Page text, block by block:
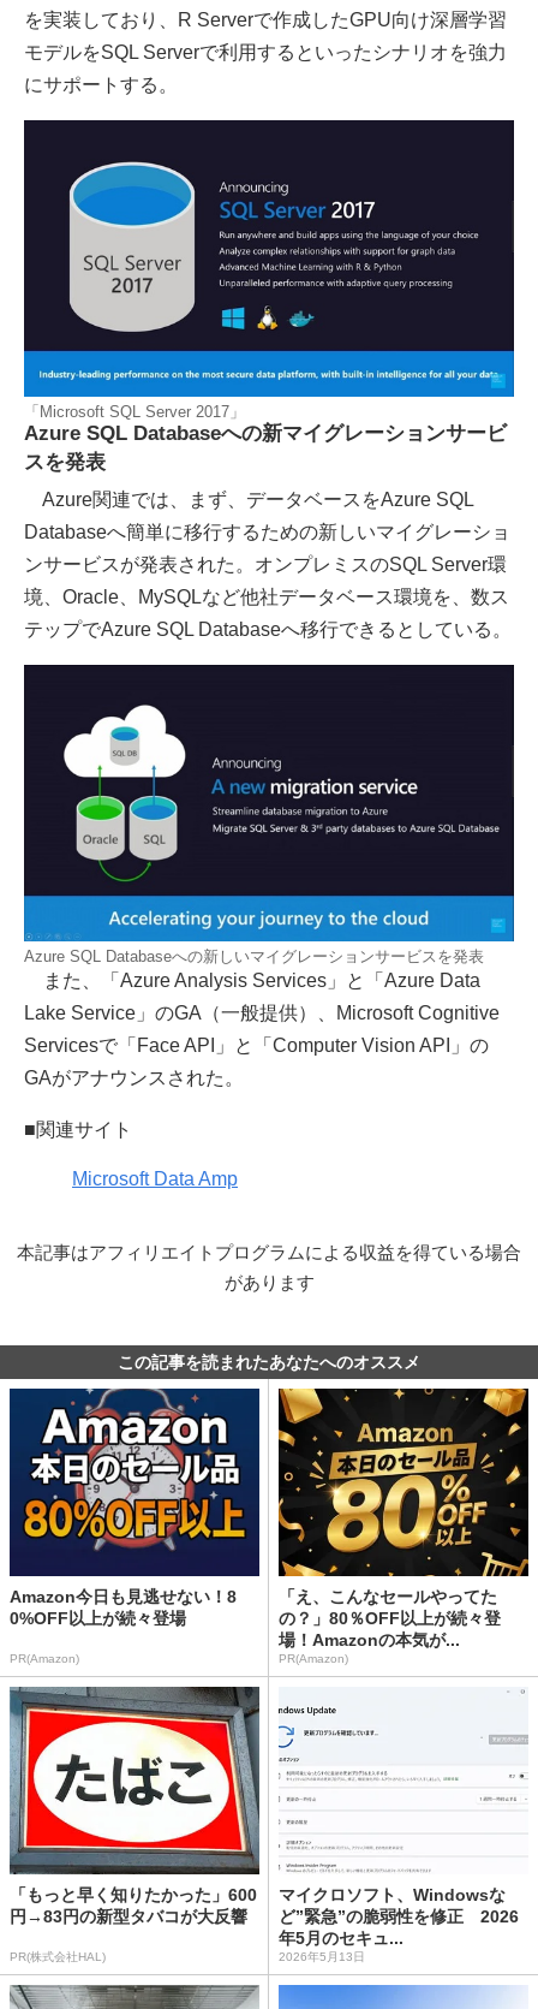
を実装しており、R Serverで作成したGPU向け深層学習
モデルをSQL Serverで利用するといったシナリオを強力
にサポートする。
「Microsoft SQL Server 2017」
Azure SQL Databaseへの新マイグレーションサービ
スを発表
Azure関連では、まず、データベースをAzure SQL
Databaseへ簡単に移行するための新しいマイグレーショ
ンサービスが発表された。オンプレミスのSQL Server環
境、Oracle、MySQLなど他社データベース環境を、数ス
テップでAzure SQL Databaseへ移行できるとしている。
Azure SQL Databaseへの新しいマイグレーションサービスを発表
また、「Azure Analysis Services」と「Azure Data
Lake Service」のGA（一般提供）、Microsoft Cognitive
Servicesで「Face API」と「Computer Vision API」の
GAがアナウンスされた。
■関連サイト
Microsoft Data Amp
本記事はアフィリエイトプログラムによる収益を得ている場合
があります
この記事を読まれたあなたへのオススメ
Amazon今日も見逃せない！8
0%OFF以上が続々登場
PR(Amazon)
「え、こんなセールやってた
の？」80％OFF以上が続々登
場！Amazonの本気が...
PR(Amazon)
「もっと早く知りたかった」600
円→83円の新型タバコが大反響
PR(株式会社HAL)
マイクロソフト、Windowsな
ど”緊急”の脆弱性を修正 2026
年5月のセキュ...
2026年5月13日